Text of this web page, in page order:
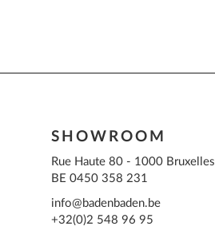
SHOWROOM
Rue Haute 80 - 1000 Bruxelles
BE 0450 358 231
info@badenbaden.be
+32(0)2 548 96 95